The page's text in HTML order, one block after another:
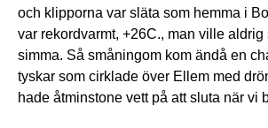
och klipporna var släta som hemma i
var rekordvarmt, +26C., man ville
simma. Så småningom kom ändå en
tyskar som cirklade över Ellem med
hade åtminstone vett på att sluta när vi